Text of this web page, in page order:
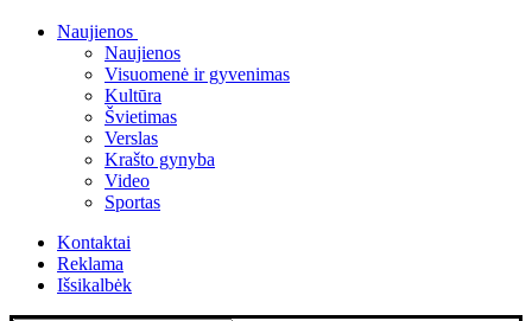
Menu
Close
Naujienos
Naujienos
Visuomenė ir gyvenimas
Kultūra
Švietimas
Verslas
Krašto gynyba
Video
Sportas
Kontaktai
Reklama
Išsikalbėk